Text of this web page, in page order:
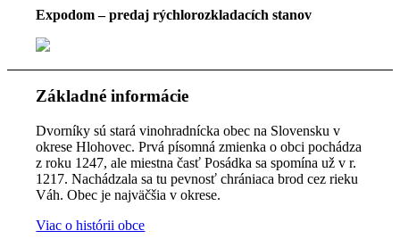
Expodom – predaj rýchlorozkladacích stanov
Základné informácie
Dvorníky sú stará vinohradnícka obec na Slovensku v
okrese Hlohovec. Prvá písomná zmienka o obci pochádza
z roku 1247, ale miestna časť Posádka sa spomína už v r.
1217. Nachádzala sa tu pevnosť chrániaca brod cez rieku
Váh. Obec je najväčšia v okrese.
Viac o histórii obce